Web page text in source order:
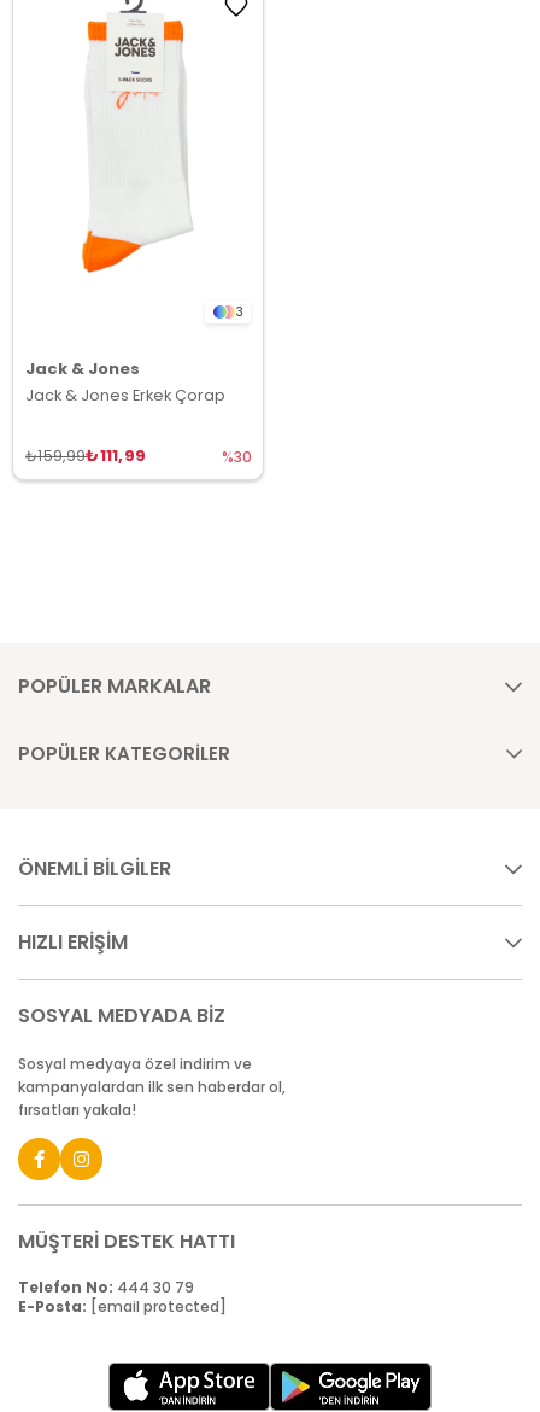
3
Jack & Jones
Jack & Jones Erkek Çorap
₺111,99
₺159,99 %30
POPÜLER MARKALAR
POPÜLER KATEGORİLER
ÖNEMLİ BİLGİLER
HIZLI ERİŞİM
SOSYAL MEDYADA BİZ
Sosyal medyaya özel indirim ve
kampanyalardan ilk sen haberdar ol,
fırsatları yakala!
MÜŞTERİ DESTEK HATTI
Telefon No: 444 30 79
E-Posta: [email protected]